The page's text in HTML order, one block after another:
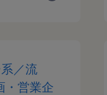
／流
・営業企